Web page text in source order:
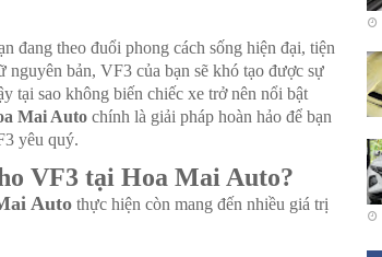
đang theo đuổi phong cách sống hiện đại, tiện
bản, VF3 của bạn sẽ khó tạo được sự
tại sao không biến chiếc xe trở nên nổi bật
Mai Auto chính là giải pháp hoàn hảo để bạn
yêu quý.
VF3 tại Hoa Mai Auto?
Auto thực hiện còn mang đến nhiều giá trị